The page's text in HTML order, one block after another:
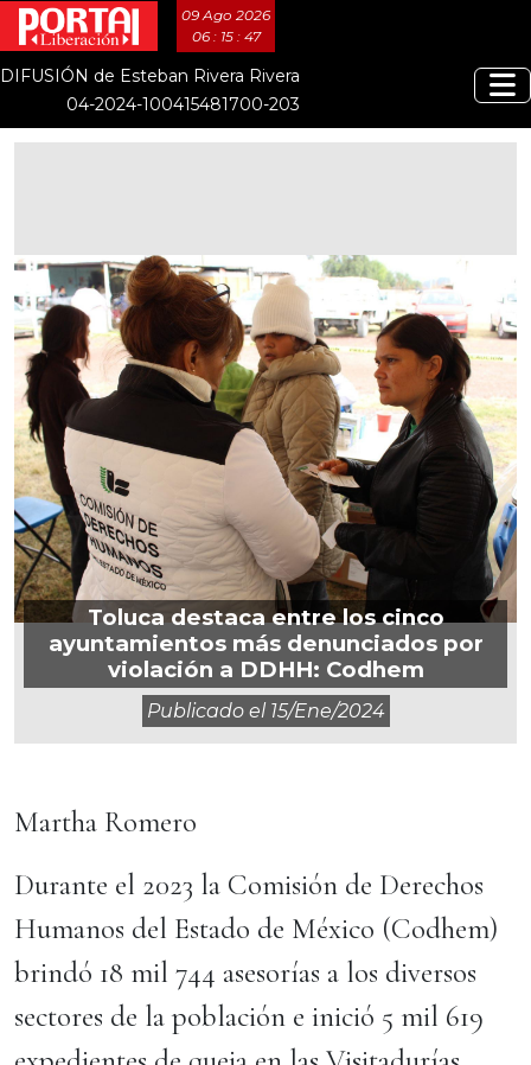
09 Ago 2026
06 : 15 : 47
DIFUSIÓN de Esteban Rivera Rivera
04-2024-100415481700-203
Toluca destaca entre los cinco
ayuntamientos más denunciados por
violación a DDHH: Codhem
Publicado el 15/ene/2024
Martha Romero
Durante el 2023 la Comisión de Derechos
Humanos del Estado de México (Codhem)
brindó 18 mil 744 asesorías a los diversos
sectores de la población e inició 5 mil 619